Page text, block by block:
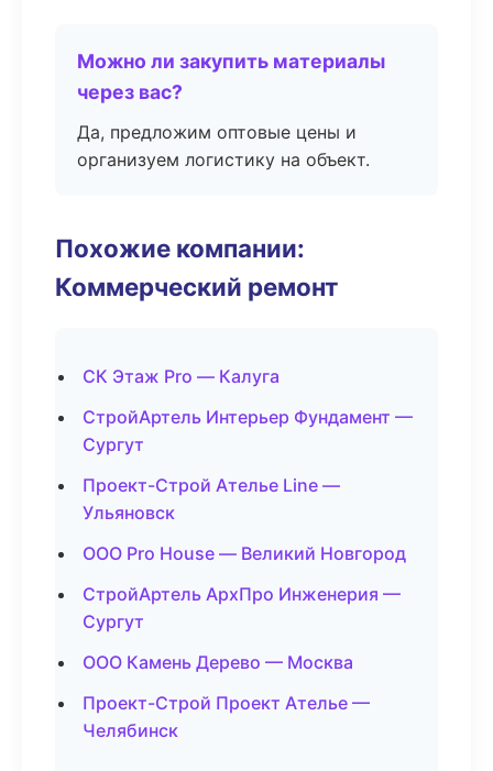
Можно ли закупить материалы
через вас?
Да, предложим оптовые цены и
организуем логистику на объект.
Похожие компании:
Коммерческий ремонт
СК Этаж Pro — Калуга
СтройАртель Интерьер Фундамент —
Сургут
Проект-Строй Ателье Line —
Ульяновск
ООО Pro House — Великий Новгород
СтройАртель АрхПро Инженерия —
Сургут
ООО Камень Дерево — Москва
Проект-Строй Проект Ателье —
Челябинск